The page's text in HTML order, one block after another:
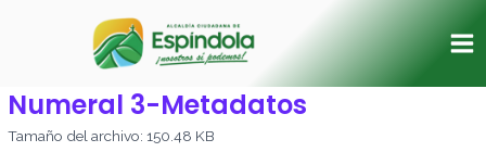
Numeral 3-Metadatos
Tamaño del archivo: 150.48 KB